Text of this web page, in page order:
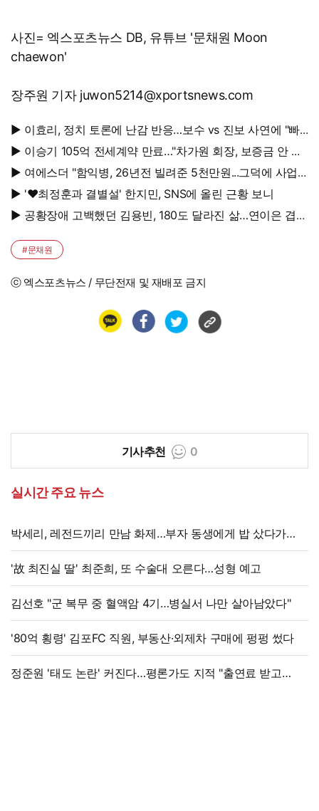
사진= 엑스포츠뉴스 DB, 유튜브 '문채원 Moon
chaewon'
장주원 기자 juwon5214@xportsnews.com
▶ 이효리, 정치 토론에 난감 반응…보수 vs 진보 사연에 "빠
지면 안 될까요?"
▶ 이승기 105억 전세계약 만료…"차가원 회장, 보증금 안 주
면 법적 조치"
▶ 여에스더 "함익병, 26년전 빌려준 5천만원...그덕에 사업
시작"▶ '♥최정훈과 결별설' 한지민, SNS에 올린 근황 보니
▶ 공황장애 고백했던 김용빈, 180도 달라진 삶…연이은 겹경
#문채원
ⓒ 엑스포츠뉴스 / 무단전재 및 재배포 금지
기사추천 0
실시간 주요 뉴스
박세리, 레전드끼리 만남 화제…부자 동생에게 밥 샀다가
'반전'
'故 최진실 딸' 최준희, 또 수술대 오른다…성형 예고
김선호 "군 복무 중 혈액암 4기…병실서 나만 살아남았다"
'80억 횡령' 김포FC 직원, 부동산·외제차 구매에 펑펑 썼다
정준원 '태도 논란' 커진다…평론가도 지적 "출연료 받고